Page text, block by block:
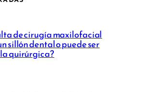
de cirugía maxilofacial
sillón dental o puede ser
quirúrgica?